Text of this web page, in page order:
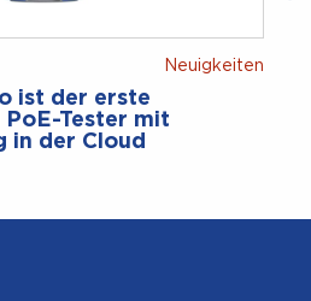
Neuigkeiten
ist der erste
Tester mit
in der Cloud